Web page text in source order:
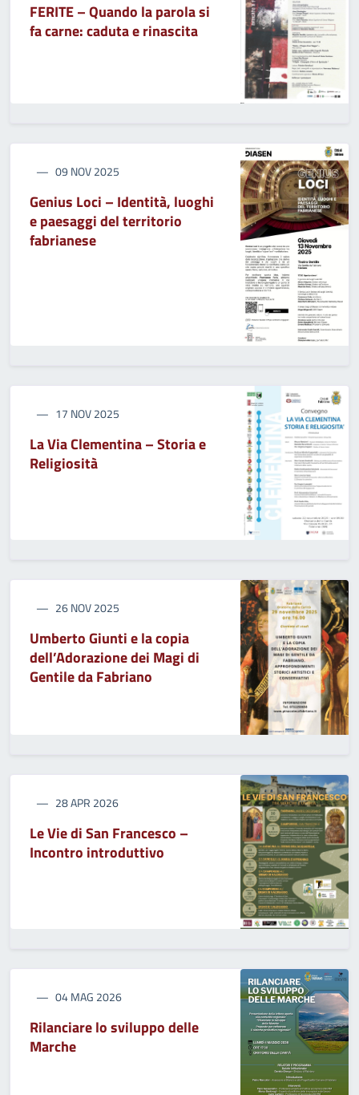
FERITE – Quando la parola si
fa carne: caduta e rinascita
09 NOV 2025
Genius Loci – Identità, luoghi
e paesaggi del territorio
fabrianese
17 NOV 2025
La Via Clementina – Storia e
Religiosità
26 NOV 2025
Umberto Giunti e la copia
dell’Adorazione dei Magi di
Gentile da Fabriano
28 APR 2026
Le Vie di San Francesco –
Incontro introduttivo
04 MAG 2026
Rilanciare lo sviluppo delle
Marche